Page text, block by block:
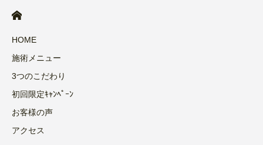
HOME
施術メニュー
3つのこだわり
初回限定ｷｬﾝﾍﾟｰﾝ
お客様の声
アクセス